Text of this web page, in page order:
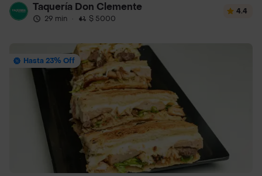
Taquería Don Clemente
29 min · $ 5000
4.4
Hasta 23% Off